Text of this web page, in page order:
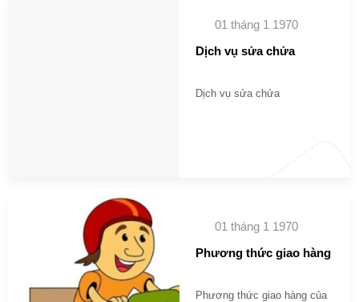
01 tháng 1 1970
Dịch vụ sửa chửa
Dịch vụ sửa chửa
01 tháng 1 1970
Phương thức giao hàng
Phương thức giao hàng của